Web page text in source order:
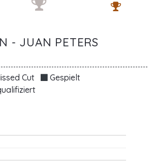
- JUAN PETERS
Cut
Gespielt